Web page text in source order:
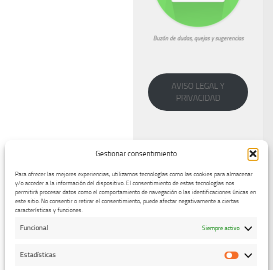
Gestionar consentimiento
Para ofrecer las mejores experiencias, utilizamos tecnologías como las cookies para almacenar
y/o acceder a la información del dispositivo. El consentimiento de estas tecnologías nos
permitirá procesar datos como el comportamiento de navegación o las identificaciones únicas en
este sitio. No consentir o retirar el consentimiento, puede afectar negativamente a ciertas
características y funciones.
Funcional Siempre activo
Estadísticas
Buzón de dudas, quejas y sugerencias
AVISO LEGAL Y
PRIVACIDAD